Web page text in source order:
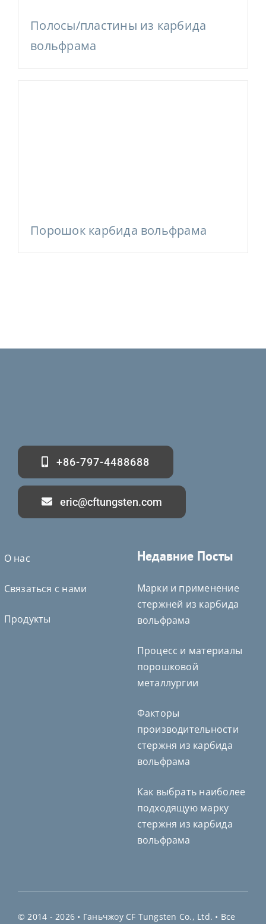
Полосы/пластины из карбида
вольфрама
Порошок карбида вольфрама
+86-797-4488688
eric@cftungsten.com
О нас
Связаться с нами
Продукты
Недавние Посты
Марки и применение
стержней из карбида
вольфрама
Процесс и материалы
порошковой
металлургии
Факторы
производительности
стержня из карбида
вольфрама
Как выбрать наиболее
подходящую марку
стержня из карбида
вольфрама
© 2014 - 2026 • Ганьчжоу CF Tungsten Co., Ltd. • Все
Tiếng Việt
Türkçe
Bahasa Indonesia
ไทย
Čeština
Português do Brasil
Deutsch (Sie)